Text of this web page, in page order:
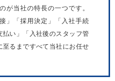
が当社の特長の一つです。
」「採用決定」「入社手続
払い」「入社後のスタッフ管
るまですべて当社にお任せ